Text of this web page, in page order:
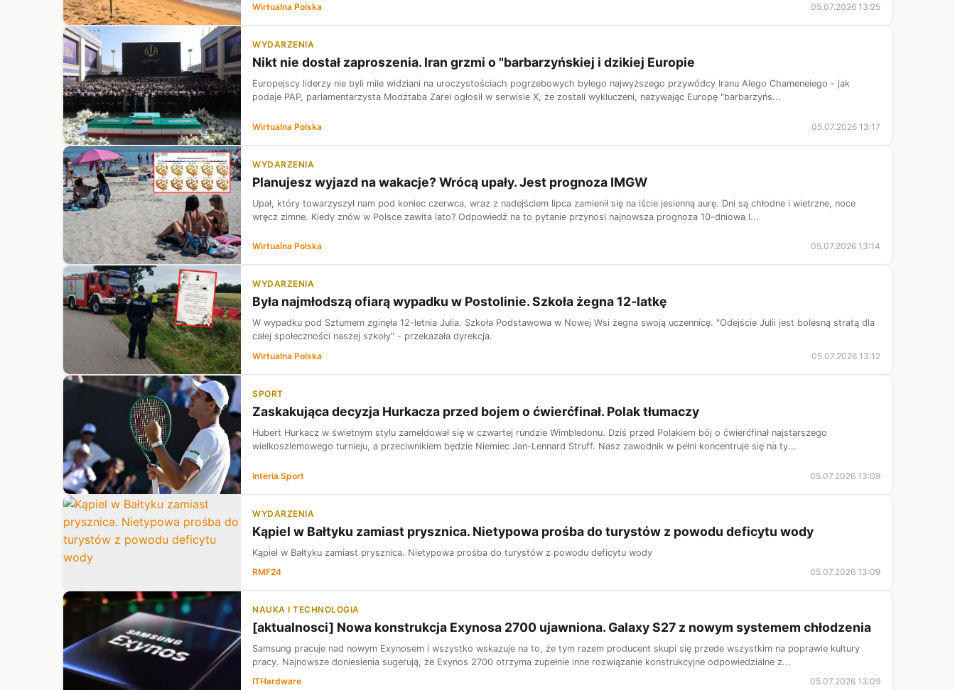
Wirtualna Polska 05.07.2026 13:25
WYDARZENIA
Nikt nie dostał zaproszenia. Iran grzmi o "barbarzyńskiej i dzikiej Europie
Europejscy liderzy nie byli mile widziani na uroczystościach pogrzebowych byłego najwyższego przywódcy Iranu Alego Chameneiego - jak
podaje PAP, parlamentarzysta Modżtaba Zarei ogłosił w serwisie X, że zostali wykluczeni, nazywając Europę "barbarzyńs...
Wirtualna Polska 05.07.2026 13:17
WYDARZENIA
Planujesz wyjazd na wakacje? Wrócą upały. Jest prognoza IMGW
Upał, który towarzyszył nam pod koniec czerwca, wraz z nadejściem lipca zamienił się na iście jesienną aurę. Dni są chłodne i wietrzne, noce
wręcz zimne. Kiedy znów w Polsce zawita lato? Odpowiedź na to pytanie przynosi najnowsza prognoza 10-dniowa I...
Wirtualna Polska 05.07.2026 13:14
WYDARZENIA
Była najmłodszą ofiarą wypadku w Postolinie. Szkoła żegna 12-latkę
W wypadku pod Sztumem zginęła 12-letnia Julia. Szkoła Podstawowa w Nowej Wsi żegna swoją uczennicę. "Odejście Julii jest bolesną stratą dla
całej społeczności naszej szkoły" - przekazała dyrekcja.
Wirtualna Polska
05.07.2026 13:12
SPORT
Zaskakująca decyzja Hurkacza przed bojem o ćwierćfinał. Polak tłumaczy
Hubert Hurkacz w świetnym stylu zameldował się w czwartej rundzie Wimbledonu. Dziś przed Polakiem bój o ćwierćfinał najstarszego
wielkoszlemowego turnieju, a przeciwnikiem będzie Niemiec Jan-Lennard Struff. Nasz zawodnik w pełni koncentruje się na ty...
Interia Sport 05.07.2026 13:09
WYDARZENIA
Kąpiel w Bałtyku zamiast prysznica. Nietypowa prośba do turystów z powodu deficytu wody
Kąpiel w Bałtyku zamiast prysznica. Nietypowa prośba do turystów z powodu deficytu wody
RMF24
05.07.2026 13:09
NAUKA I TECHNOLOGIA
[aktualnosci] Nowa konstrukcja Exynosa 2700 ujawniona. Galaxy S27 z nowym systemem chłodzenia
Samsung pracuje nad nowym Exynosem i wszystko wskazuje na to, że tym razem producent skupi się przede wszystkim na poprawie kultury
pracy. Najnowsze doniesienia sugerują, że Exynos 2700 otrzyma zupełnie inne rozwiązanie konstrukcyjne odpowiedzialne z...
ITHardware
05.07.2026 13:09